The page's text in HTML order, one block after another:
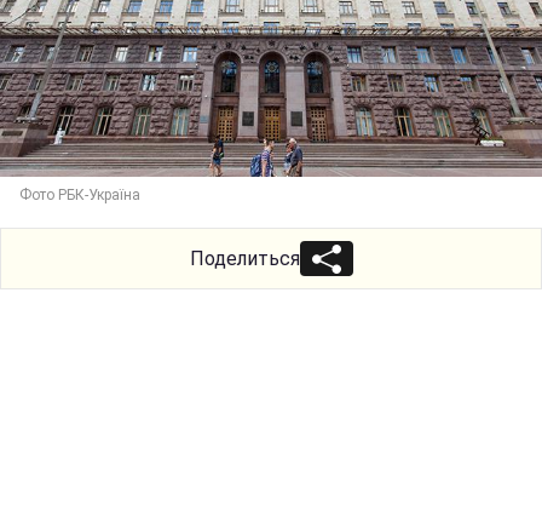
Фото РБК-Україна
Поделиться